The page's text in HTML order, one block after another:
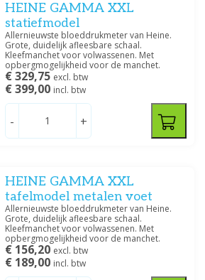
HEINE GAMMA XXL
statiefmodel
Allernieuwste bloeddrukmeter van Heine.
Grote, duidelijk afleesbare schaal.
Kleefmanchet voor volwassenen. Met
opbergmogelijkheid voor de manchet.
€ 329,75 excl. btw
€ 399,00 incl. btw
- +
HEINE GAMMA XXL
tafelmodel metalen voet
Allernieuwste bloeddrukmeter van Heine.
Grote, duidelijk afleesbare schaal.
Kleefmanchet voor volwassenen. Met
opbergmogelijkheid voor de manchet.
€ 156,20 excl. btw
€ 189,00 incl. btw